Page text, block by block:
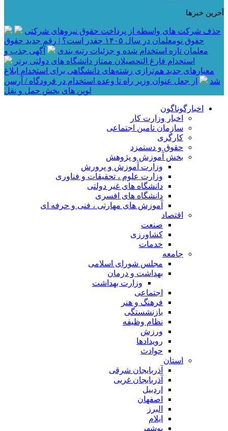
آخرین خبرها
حذف شرکت های واسطه از پرداخت حقوق نیروهای شرکتی
حقوق نومعلمان در سال ۱۴۰۵ چقدر است؟ | رقم جدید حقوق
معلمان تازه استخدام شده و جزئیات رتبه بندی
آگهی جذب و
استخدام فارغ التحصیلان ممتاز دانشگاه های دولتی برتر
معیار‌های جدید هم‌ترازی رشته‌های دانشگاهی برای استخدام ابلاغ
شد
از جعل عنوان وزیر راه تا وعده استخدام در فرودگاه / آرسن
لوپن های بخش حمل و نقل
اخبارگوناگون
اخبار وزارت کار
سازمان تامین اجتماعی
کارگری
حقوق و دستمزد
بخش آموزش و پژوهش
وزارت آموزش و پرورش
وزارت علوم ، تحقیقات و فناوری
دانشگاه های غیر دولتی
دانشگاه های افسری
آموزش های مهارتی ، فنی و حرفه ای
اقتصاد
صنعت
کشاورزی
خدمات
جامعه
مجلس شورای اسلامی
بهداشت و درمان
وزارت بهداشت
اجتماعی
فرهنگ و هنر
بازنشستگی
نظام وظیفه
ورزش
رویدادها
حوادث
استان
آذربایجان شرقی
آذربایجان غربی
اردبیل
اصفهان
البرز
ایلام
بوشهر